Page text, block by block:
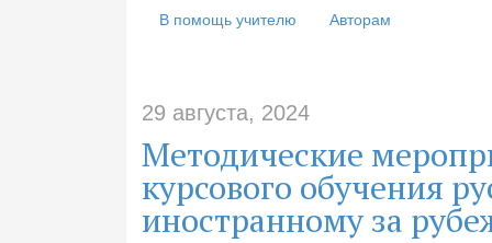
В помощь учителю Авторам
29 августа, 2024
Методические
курсового обучения
иностранному за